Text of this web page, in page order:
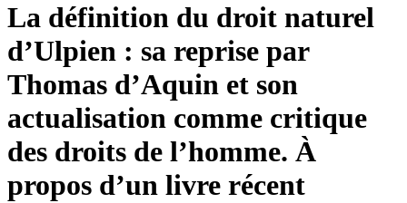
La définition du droit naturel
d’Ulpien : sa reprise par
Thomas d’Aquin et son
actualisation comme critique
des droits de l’homme. À
propos d’un livre récent